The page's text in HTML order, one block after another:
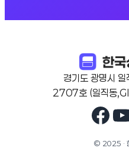
경기도 광명시
2707호 (일직동
© 2025 ·